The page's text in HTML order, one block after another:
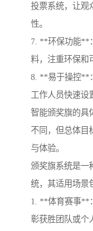
投票系统，让观
性。
7. **环保功能**
料，注重环保和
8. **易于操控**
工作人员快速设
智能颁奖旗的具
不同，但总体目
与体验。
颁奖旗系统是一
统，其适用场景
1. **体育赛事**
彰获胜团队或个